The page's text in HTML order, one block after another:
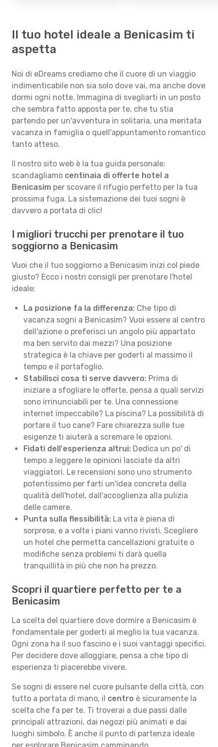
Il tuo hotel ideale a Benicasim ti
aspetta
Noi di eDreams crediamo che il cuore di un viaggio
indimenticabile non sia solo dove vai, ma anche dove
dormi ogni notte. Immagina di svegliarti in un posto
che sembra fatto apposta per te, che tu stia
partendo per un'avventura in solitaria, una meritata
vacanza in famiglia o quell'appuntamento romantico
tanto atteso.
Il nostro sito web è la tua guida personale:
scandagliamo centinaia di offerte hotel a
Benicasim per scovare il rifugio perfetto per la tua
prossima fuga. La sistemazione dei tuoi sogni è
davvero a portata di clic!
I migliori trucchi per prenotare il tuo
soggiorno a Benicasim
Vuoi che il tuo soggiorno a Benicasim inizi col piede
giusto? Ecco i nostri consigli per prenotare l'hotel
ideale:
La posizione fa la differenza: Che tipo di
vacanza sogni a Benicasim? Vuoi essere al centro
dell'azione o preferisci un angolo più appartato
ma ben servito dai mezzi? Una posizione
strategica è la chiave per goderti al massimo il
tempo e il portafoglio.
Stabilisci cosa ti serve davvero: Prima di
iniziare a sfogliare le offerte, pensa a quali servizi
sono irrinunciabili per te. Una connessione
internet impeccabile? La piscina? La possibilità di
portare il tuo cane? Fare chiarezza sulle tue
esigenze ti aiuterà a scremare le opzioni.
Fidati dell'esperienza altrui: Dedica un po' di
tempo a leggere le opinioni lasciate da altri
viaggiatori. Le recensioni sono uno strumento
potentissimo per farti un'idea concreta della
qualità dell'hotel, dall'accoglienza alla pulizia
delle camere.
Punta sulla flessibilità: La vita è piena di
sorprese, e a volte i piani vanno rivisti. Scegliere
un hotel che permetta cancellazioni gratuite o
modifiche senza problemi ti darà quella
tranquillità in più che non ha prezzo.
Scopri il quartiere perfetto per te a
Benicasim
La scelta del quartiere dove dormire a Benicasim è
fondamentale per goderti al meglio la tua vacanza.
Ogni zona ha il suo fascino e i suoi vantaggi specifici.
Per decidere dove alloggiare, pensa a che tipo di
esperienza ti piacerebbe vivere.
Se sogni di essere nel cuore pulsante della città, con
tutto a portata di mano, il centro è sicuramente la
scelta che fa per te. Ti troverai a due passi dalle
principali attrazioni, dai negozi più animati e dai
luoghi simbolo. È anche il punto di partenza ideale